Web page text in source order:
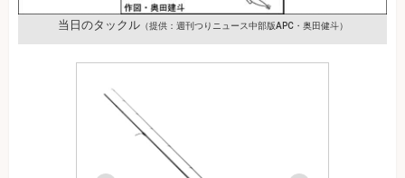
当日のタックル（提供：週刊つりニュース中部版APC・奥田健斗）